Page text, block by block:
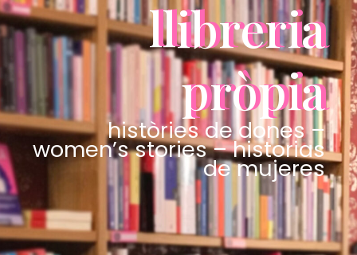
llibreria
pròpia
històries de dones –
women’s stories – historias
de mujeres